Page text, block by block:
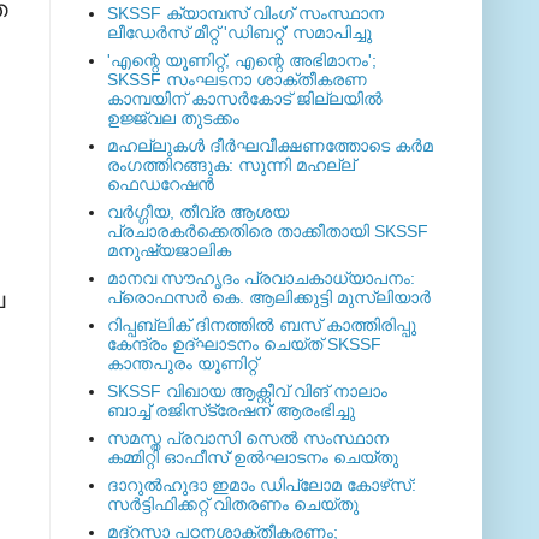
SKSSF ക്യാമ്പസ് വിംഗ് സംസ്ഥാന
ലീഡേർസ് മീറ്റ് 'ഡിബറ്റ്' സമാപിച്ചു
'എന്റെ യൂണിറ്റ്, എന്റെ അഭിമാനം';
SKSSF സംഘടനാ ശാക്തീകരണ
കാമ്പയിന് കാസര്‍കോട് ജില്ലയില്‍
ഉജ്ജ്വല തുടക്കം
മഹല്ലുകള്‍ ദീര്‍ഘവീക്ഷണത്തോടെ കര്‍മ
രംഗത്തിറങ്ങുക: സുന്നി മഹല്ല്
ഫെഡറേഷന്‍
വര്‍ഗ്ഗീയ, തീവ്ര ആശയ
പ്രചാരകര്‍ക്കെതിരെ താക്കീതായി SKSSF
മനുഷ്യജാലിക
മാനവ സൗഹൃദം പ്രവാചകാധ്യാപനം:
പ്രൊഫസർ കെ. ആലിക്കുട്ടി മുസ്ലിയാർ
റിപ്പബ്ലിക് ദിനത്തില്‍ ബസ് കാത്തിരിപ്പു
കേന്ദ്രം ഉദ്ഘാടനം ചെയ്ത്‌ SKSSF
കാന്തപുരം യൂണിറ്റ്
SKSSF വിഖായ ആക്റ്റീവ് വിങ് നാലാം
ബാച്ച് രജിസ്‌ട്രേഷന് ആരംഭിച്ചു
സമസ്ത പ്രവാസി സെല്‍ സംസ്ഥാന
കമ്മിറ്റി ഓഫീസ് ഉല്‍ഘാടനം ചെയ്തു
ദാറുല്‍ഹുദാ ഇമാം ഡിപ്ലോമ കോഴ്‌സ്:
സര്‍ട്ടിഫിക്കറ്റ് വിതരണം ചെയ്തു
മദ്‌റസാ പഠനശാക്തീകരണം;